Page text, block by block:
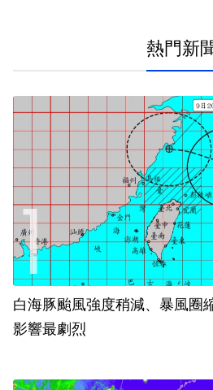
熱門新
白海豚颱風強度稍減、暴風圈
影響最劇烈